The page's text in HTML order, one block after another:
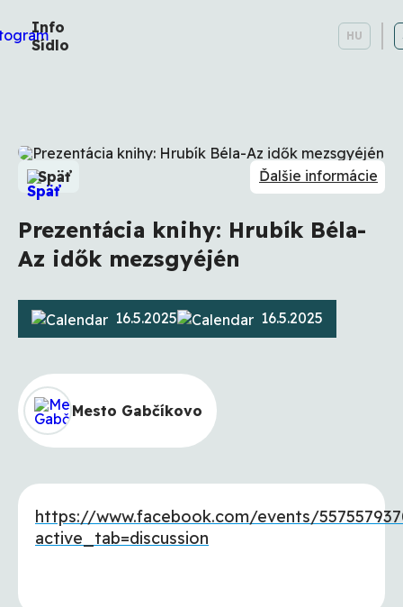
Info
Sídlo
HU
Späť Ďalšie informácie
Prezentácia knihy: Hrubík Béla-
Az idők mezsgyéjén
16.5.2025 16.5.2025
Mesto Gabčíkovo
https://www.facebook.com/events/
active_tab=discussion